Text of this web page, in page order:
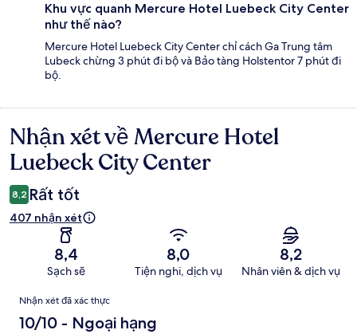
Khu vực quanh Mercure Hotel Luebeck City Center
như thế nào?
Mercure Hotel Luebeck City Center chỉ cách Ga Trung tâm
Lubeck chừng 3 phút đi bộ và Bảo tàng Holstentor 7 phút đi
bộ.
Nhận
xét
Nhận xét về Mercure Hotel
Luebeck City Center
8,2 Rất tốt
407 nhận xét
8,4
Sạch sẽ
8,0
Tiện nghi, dịch vụ
8,2
Nhân viên & dịch vụ
Nhận
xét
Nhận xét đã xác thực
10/10 - Ngoại hạng